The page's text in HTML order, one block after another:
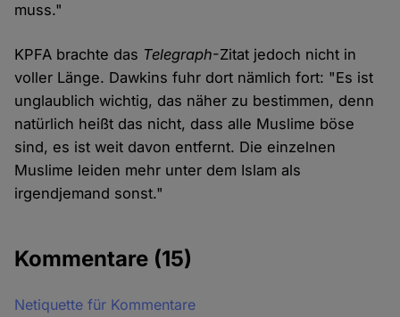
muss."
KPFA brachte das Telegraph-Zitat jedoch nicht in
voller Länge. Dawkins fuhr dort nämlich fort: "Es ist
unglaublich wichtig, das näher zu bestimmen, denn
natürlich heißt das nicht, dass alle Muslime böse
sind, es ist weit davon entfernt. Die einzelnen
Muslime leiden mehr unter dem Islam als
irgendjemand sonst."
Kommentare (15)
Netiquette für Kommentare